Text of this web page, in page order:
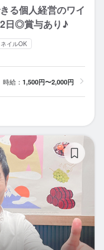
る個人経営のワイ
2日◎賞与あり♪
ネイルOK
時給： 1,500円〜2,000円